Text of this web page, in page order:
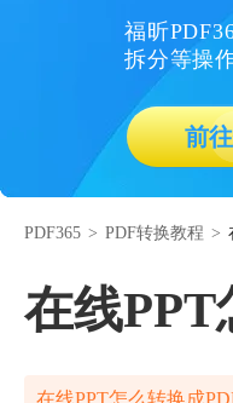
福昕
拆分等操
前
PDF365 > PDF转换教程 >
在线PPT
在线PPT怎么转换成